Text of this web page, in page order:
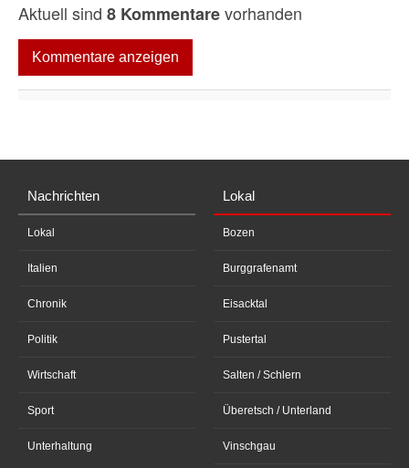
Aktuell sind 8 Kommentarevorhanden
Kommentare anzeigen
Nachrichten
Lokal
Italien
Chronik
Politik
Wirtschaft
Sport
Unterhaltung
Lokal
Bozen
Burggrafenamt
Eisacktal
Pustertal
Salten / Schlern
Überetsch / Unterland
Vinschgau